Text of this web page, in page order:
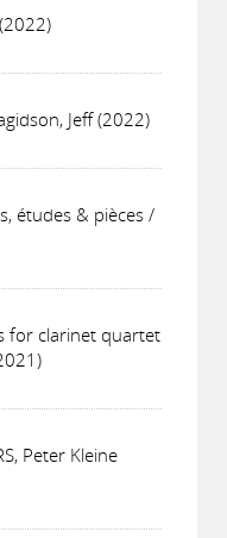
Jeff (2022)
études & pièces /
for clarinet quartet
Peter Kleine